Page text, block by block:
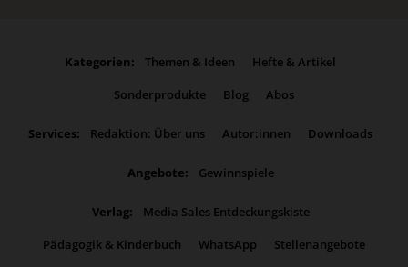
Kategorien: Themen & Ideen
Hefte & Artikel
Sonderprodukte
Blog Abos
Services: Redaktion: Über uns Autor:innen Downloads
Angebote: Gewinnspiele
Verlag:
Media Sales Entdeckungskiste
Pädagogik & Kinderbuch
WhatsApp
Stellenangebote